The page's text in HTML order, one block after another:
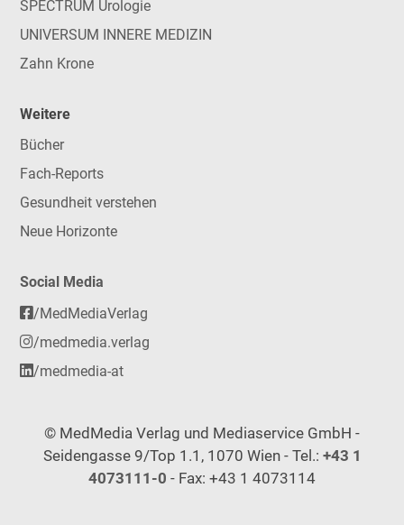
SPECTRUM Urologie
UNIVERSUM INNERE MEDIZIN
Zahn Krone
Weitere
Bücher
Fach-Reports
Gesundheit verstehen
Neue Horizonte
Social Media
/MedMediaVerlag
/medmedia.verlag
/medmedia-at
© MedMedia Verlag und Mediaservice GmbH -
Seidengasse 9/Top 1.1, 1070 Wien - Tel.: +43 1
4073111-0 - Fax: +43 1 4073114